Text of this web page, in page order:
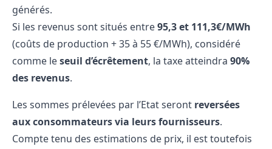
générés.
Si les revenus sont situés entre95,3 et 111,3€/MWh
(coûts de production + 35 à 55 €/MWh), considéré
comme leseuil d’écrêtement, la taxe atteindra 90%
des revenus.
Les sommes prélevées par l’Etat seront reversées
aux consommateurs via leurs fournisseurs.
Compte tenu des estimations de prix, il est toutefois